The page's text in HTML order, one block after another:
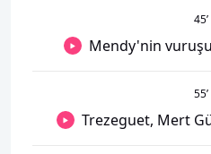
45’
Mendy'nin
55’
Trezeguet, Mert